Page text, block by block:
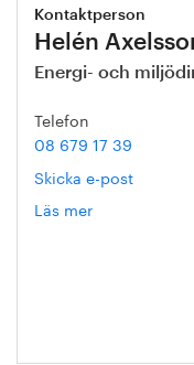
Kontaktperson
Helén
Energi- och
Telefon
08 679 17 39
Skicka e-post
Läs mer